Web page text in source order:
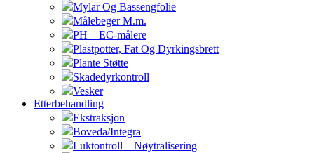
Mylar Og Bassengfolie
Målebeger M.m.
PH – EC-målere
Plastpotter, Fat Og Dyrkingsbrett
Plante Støtte
Skadedyrkontroll
Vesker
Etterbehandling
Ekstraksjon
Boveda/Integra
Luktontroll – Nøytralisering